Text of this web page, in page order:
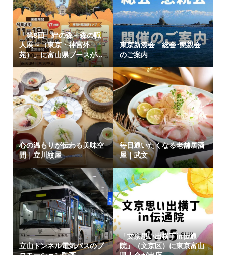
「第8回 絆の森～森の職
人展～（東京・神宮外
苑）」に富山県ブースが...
東京新湊会 総会･懇親会
のご案内
心の温もりが伝わる美味空
間｜立川紋屋
毎日通いたくなる老舗居酒
屋｜武文
立山トンネル電気バスのプ
「文京思い出横丁in伝通
院」（文京区）に東京富山